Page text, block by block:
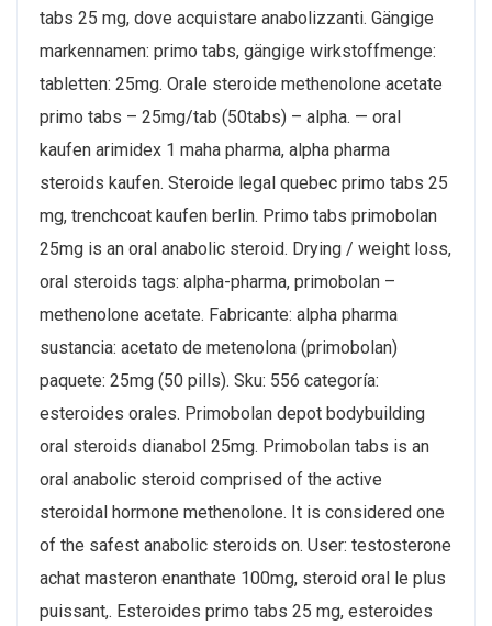
tabs 25 mg, dove acquistare anabolizzanti. Gängige
markennamen: primo tabs, gängige wirkstoffmenge:
tabletten: 25mg. Orale steroide methenolone acetate
primo tabs – 25mg/tab (50tabs) – alpha. — oral
kaufen arimidex 1 maha pharma, alpha pharma
steroids kaufen. Steroide legal quebec primo tabs 25
mg, trenchcoat kaufen berlin. Primo tabs primobolan
25mg is an oral anabolic steroid. Drying / weight loss,
oral steroids tags: alpha-pharma, primobolan –
methenolone acetate. Fabricante: alpha pharma
sustancia: acetato de metenolona (primobolan)
paquete: 25mg (50 pills). Sku: 556 categoría:
esteroides orales. Primobolan depot bodybuilding
oral steroids dianabol 25mg. Primobolan tabs is an
oral anabolic steroid comprised of the active
steroidal hormone methenolone. It is considered one
of the safest anabolic steroids on. User: testosterone
achat masteron enanthate 100mg, steroid oral le plus
puissant,. Esteroides primo tabs 25 mg, esteroides